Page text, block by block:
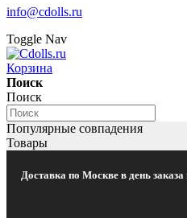
info@cdolls.ru
Toggle Nav
Корзина
Поиск
Поиск
Популярные совпадения
Товары
Доставка по Москве в день